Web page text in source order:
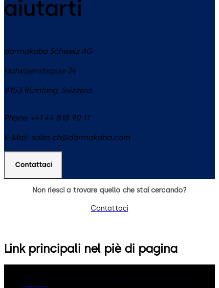
aiutarti
dormakaba Schweiz AG
Hofwisenstrasse 24
8153 Rümlang, Svizzera
Phone: +41 44 818 90 11
E-Mail: sales.ch@dormakaba.com
Contattaci
Non riesci a trovare quello che stai cercando?
Contattaci
Link principali nel piè di pagina